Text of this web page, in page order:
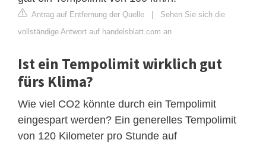
Antrag auf Entfernung der Quelle
Sehen Sie sich die
vollständige Antwort auf handelsblatt.com an
Ist ein Tempolimit wirklich gut
fürs Klima?
Wie viel CO2 könnte durch ein Tempolimit
eingespart werden? Ein generelles Tempolimit
von 120 Kilometer pro Stunde auf